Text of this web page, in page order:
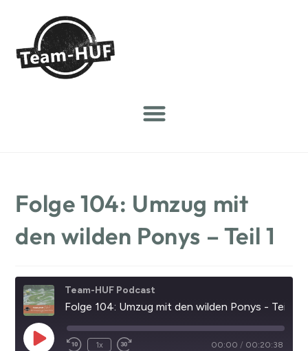
Folge 104: Umzug mit
den wilden Ponys – Teil 1
Team-HUF Podcast
Folge 104: Umzug mit den wilden Ponys - Teil 1
1x 00:00 / 00:20:38